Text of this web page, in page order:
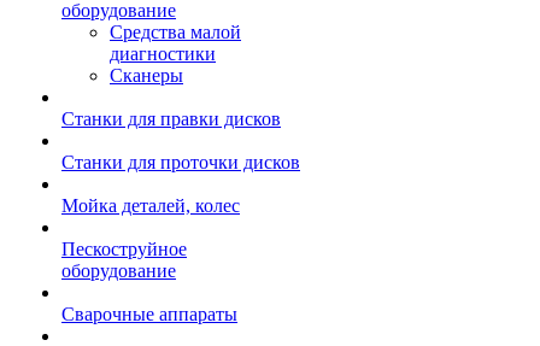
оборудование
Средства малой
диагностики
Сканеры
Станки для правки дисков
Станки для проточки дисков
Мойка деталей, колес
Пескоструйное
оборудование
Сварочные аппараты